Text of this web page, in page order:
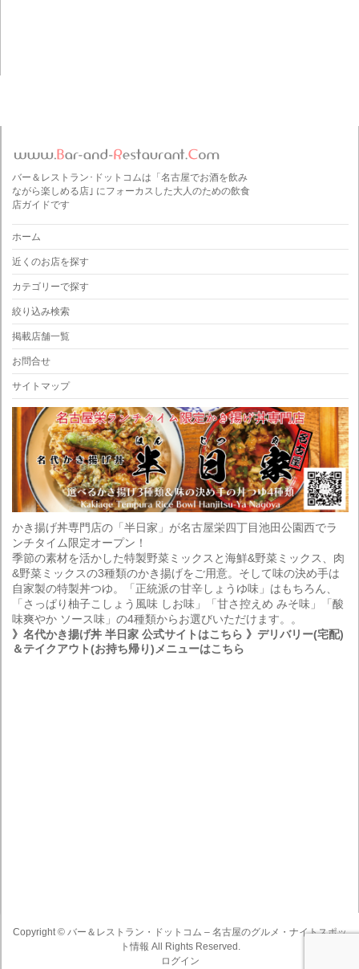
バー＆レストラン･ドットコムは「名古屋でお酒を飲み
ながら楽しめる店｣ にフォーカスした大人のための飲食
店ガイドです
ホーム
近くのお店を探す
カテゴリーで探す
絞り込み検索
掲載店舗一覧
お問合せ
サイトマップ
かき揚げ丼専門店の「半日家」が名古屋栄四丁目池田公園西でラ
ンチタイム限定オープン！
季節の素材を活かした特製野菜ミックスと海鮮&野菜ミックス、肉
&野菜ミックスの3種類のかき揚げをご用意。そして味の決め手は
自家製の特製丼つゆ。「正統派の甘辛しょうゆ味」はもちろん、
「さっぱり柚子こしょう風味 しお味」「甘さ控えめ みそ味」「酸
味爽やか ソース味」の4種類からお選びいただけます。。
》名代かき揚げ丼 半日家 公式サイトはこちら 》デリバリー(宅配)
＆テイクアウト(お持ち帰り)メニューはこちら
Copyright ©バー＆レストラン・ドットコム – 名古屋のグルメ・ナイトスポッ
ト情報 All Rights Reserved.
ログイン